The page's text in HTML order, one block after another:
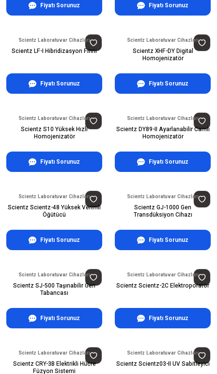
Fiyatı Sorunuz Fiyatı Sorunuz
Scientz Laboratuvar Cihazları
Scientz LF-I Hibridizasyon Fırını
Fiyatı Sorunuz
Scientz Laboratuvar Cihazları
Scientz XHF-DY Digital
Homojenizatör
Fiyatı Sorunuz
Scientz Laboratuvar Cihazları
Scientz S10 Yüksek Hızlı
Homojenizatör
Fiyatı Sorunuz
Scientz Laboratuvar Cihazları
Scientz DY89-II Ayarlanabilir Camlı
Homojenizatör
Fiyatı Sorunuz
Scientz Laboratuvar Cihazları
Scientz Scientz-48 Yüksek Verimli
Öğütücü
Fiyatı Sorunuz
Scientz Laboratuvar Cihazları
Scientz GJ-1000 Gen
Transdüksiyon Cihazı
Fiyatı Sorunuz
Scientz Laboratuvar Cihazları
Scientz SJ-500 Taşınabilir Gen
Tabancası
Fiyatı Sorunuz
Scientz Laboratuvar Cihazları
Scientz Scientz-2C Elektroporatör
Fiyatı Sorunuz
Scientz Laboratuvar Cihazları
Scientz CRY-3B Elektrikli Hücre
Füzyon Sistemi
Scientz Laboratuvar Cihazları
Scientz Scientz03-II UV Sabitleyici